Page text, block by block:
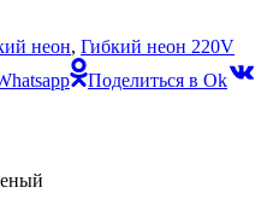
неон, Гибкий неон 220V
Поделиться в Ok